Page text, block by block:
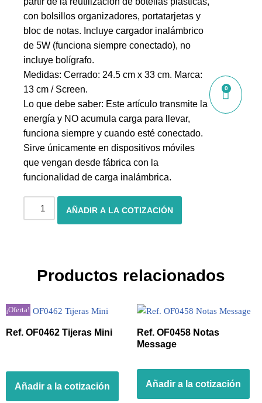
0
con bolsillos organizadores, portatarjetas y
bloc de notas. Incluye cargador inalámbrico
de 5W (funciona siempre conectado), no
incluye bolígrafo.
Medidas: Cerrado: 24.5 cm x 33 cm. Marca:
13 cm / Screen.
Lo que debe saber: Este artículo transmite la
energía y NO acumula carga para llevar,
funciona siempre y cuando esté conectado.
Sirve únicamente en dispositivos móviles
que vengan desde fábrica con la
funcionalidad de carga inalámbrica.
AÑADIR A LA COTIZACIÓN
Productos relacionados
¡Oferta!
Ref. OF0462 Tijeras Mini
Añadir a la cotización
Ref. OF0458 Notas
Message
Añadir a la cotización